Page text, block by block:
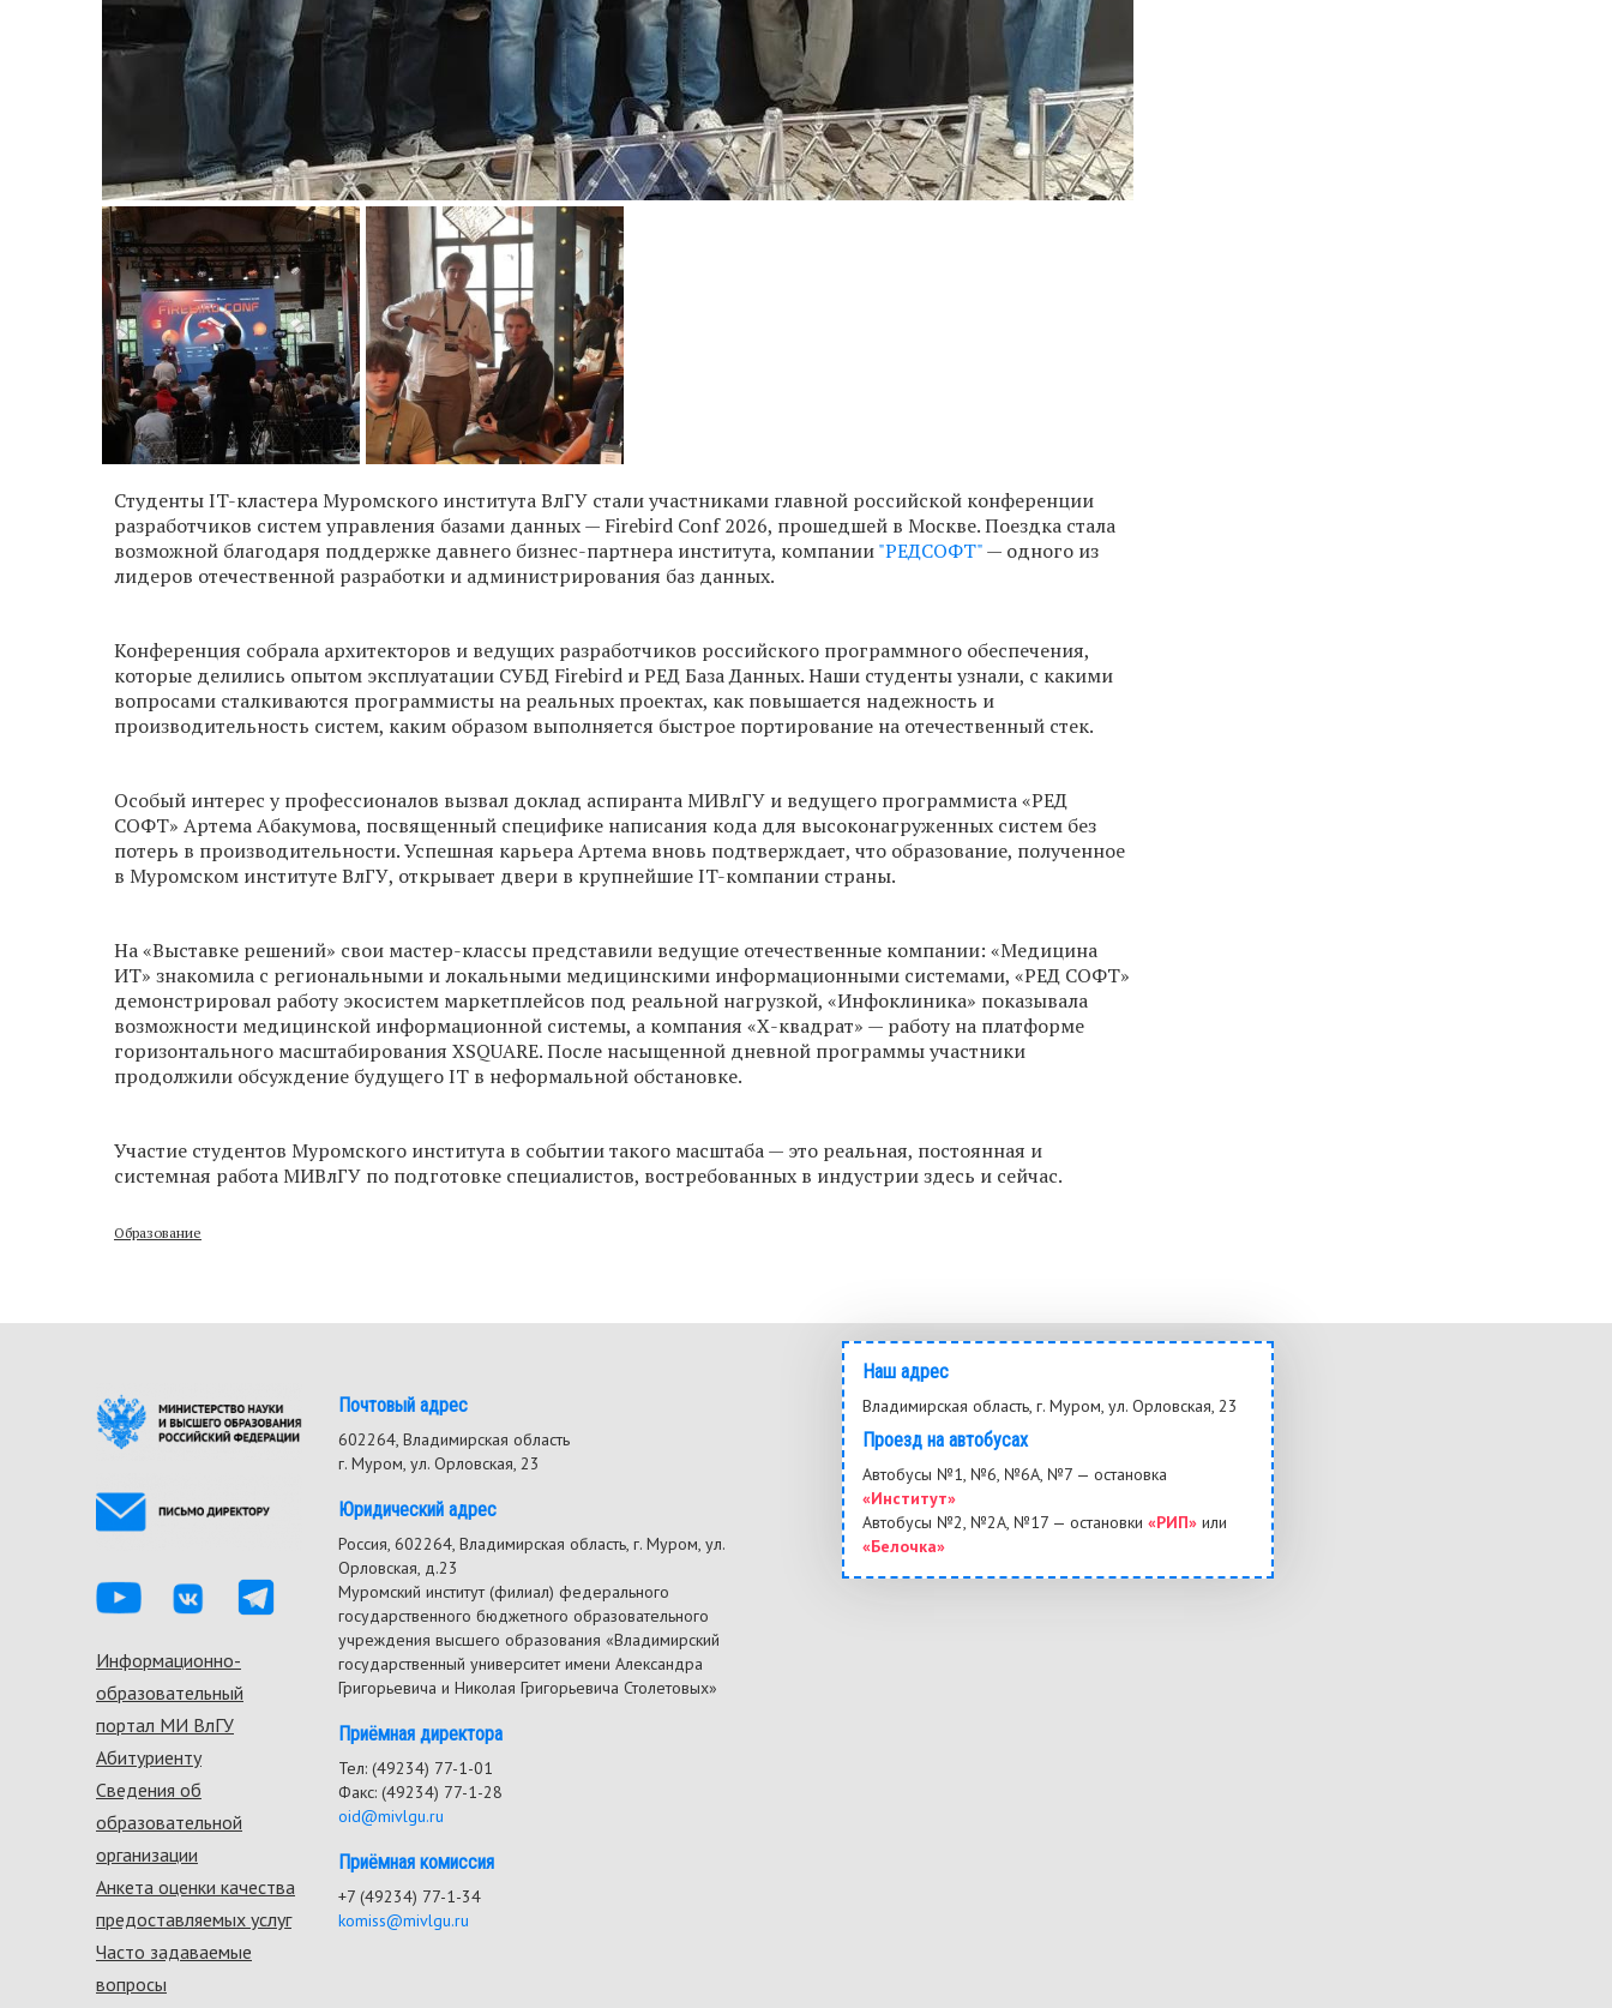
Студенты IT-кластера Муромского института ВлГУ стали участниками главной российской конференции
разработчиков систем управления базами данных — Firebird Conf 2026, прошедшей в Москве. Поездка стала
возможной благодаря поддержке давнего бизнес-партнера института, компании"РЕДСОФТ"— одного из
лидеров отечественной разработки и администрирования баз данных.
Конференция собрала архитекторов и ведущих разработчиков российского программного обеспечения,
которые делились опытом эксплуатации СУБД Firebird и РЕД База Данных. Наши студенты узнали, с какими
вопросами сталкиваются программисты на реальных проектах, как повышается надежность и
производительность систем, каким образом выполняется быстрое портирование на отечественный стек.
Особый интерес у профессионалов вызвал доклад аспиранта МИВлГУ и ведущего программиста «РЕД
СОФТ» Артема Абакумова, посвященный специфике написания кода для высоконагруженных систем без
потерь в производительности. Успешная карьера Артема вновь подтверждает, что образование, полученное
в Муромском институте ВлГУ, открывает двери в крупнейшие IT-компании страны.
На «Выставке решений» свои мастер-классы представили ведущие отечественные компании: «Медицина
ИТ» знакомила с региональными и локальными медицинскими информационными системами, «РЕД СОФТ»
демонстрировал работу экосистем маркетплейсов под реальной нагрузкой, «Инфоклиника» показывала
возможности медицинской информационной системы, а компания «Х-квадрат» — работу на платформе
горизонтального масштабирования XSQUARE. После насыщенной дневной программы участники
продолжили обсуждение будущего IT в неформальной обстановке.
Участие студентов Муромского института в событии такого масштаба — это реальная, постоянная и
системная работа МИВлГУ по подготовке специалистов, востребованных в индустрии здесь и сейчас.
Образование
Footer
menu
Информационно-
образовательный
портал МИ ВлГУ
Абитуриенту
Сведения об
образовательной
организации
Анкета оценки качества
предоставляемых услуг
Часто задаваемые
вопросы
Почтовый адрес
602264, Владимирская область
г. Муром, ул. Орловская, 23
Юридический адрес
Россия, 602264, Владимирская область, г. Муром, ул.
Орловская, д.23
Муромский институт (филиал) федерального
государственного бюджетного образовательного
учреждения высшего образования «Владимирский
государственный университет имени Александра
Григорьевича и Николая Григорьевича Столетовых»
Приёмная директора
Тел: (49234) 77-1-01
Факс: (49234) 77-1-28
oid@mivlgu.ru
Приёмная комиссия
+7 (49234) 77-1-34
komiss@mivlgu.ru
Наш адрес
Владимирская область, г. Муром, ул. Орловская, 23
Проезд на автобусах
Автобусы №1, №6, №6А, №7 — остановка
«Институт»
Автобусы №2, №2А, №17 — остановки «РИП»или
«Белочка»